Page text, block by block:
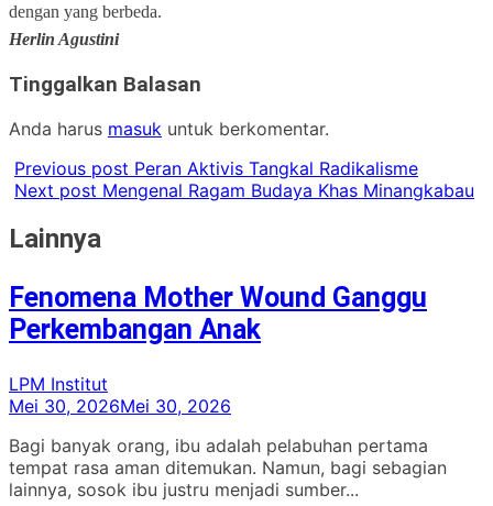
dengan yang berbeda.
Herlin Agustini
Tinggalkan Balasan
Anda harus masuk untuk berkomentar.
Previous post Peran Aktivis Tangkal Radikalisme
Next post Mengenal Ragam Budaya Khas Minangkabau
Lainnya
Fenomena Mother Wound Ganggu
Perkembangan Anak
LPM Institut
Mei 30, 2026Mei 30, 2026
Bagi banyak orang, ibu adalah pelabuhan pertama
tempat rasa aman ditemukan. Namun, bagi sebagian
lainnya, sosok ibu justru menjadi sumber...